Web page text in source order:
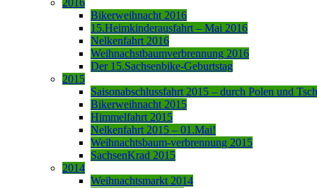
Bikerweihnacht 2016
15.Heimkinderausfahrt – Mai 2016
Nelkenfahrt 2016
Weihnachstbaumverbrennung 2016
Der 15.Sachsenbike-Geburtstag
2015
Saisonabschlussfahrt 2015 – durch Polen und
Bikerweihnacht 2015
Himmelfahrt 2015
Nelkenfahrt 2015 – 01.Mai!
Weihnachtsbaum-verbrennung 2015
SachsenKrad 2015
2014
Weihnachtsmarkt 2014